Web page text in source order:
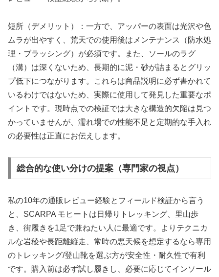
短所（デメリット）：一方で、アッパーの表面は光沢や色
ムラが出やすく、荒天での使用後はメンテナンス（防水処
理・ブラッシング）が必須です。また、ソールのラグ
（溝）は深くないため、長期的に泥・砂が詰まるとグリッ
プ低下につながります。これらは商品説明に必ず書かれて
いるわけではないため、実際に使用して発見した重要なポ
イントです。現時点での検証では大きな構造的欠陥は見つ
かっていませんが、濡れ場での性能不足と定期的な手入れ
の必要性は正直にお伝えします。
総合的な使い分けの提案（専門家の視点）
私の10年の通販レビュー経験とフィールド検証から言う
と、SCARPA モヒートは日帰りトレッキング、里山歩
き、街履きを1足で兼ねたい人に最適です。よりテクニカ
ルな岩稜や長距離縦走、常時の悪天候を想定するなら専用
のトレッキング/登山靴を選ぶ方が安全性・耐久性で有利
です。購入前は必ず試し履きし、必要に応じてインソール